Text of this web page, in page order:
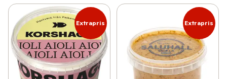
Extrapris Extrapris